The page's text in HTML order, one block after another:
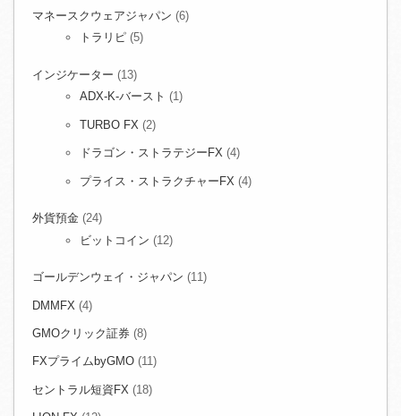
マネースクウェアジャパン (6)
トラリピ (5)
インジケーター (13)
ADX-K-バースト (1)
TURBO FX (2)
ドラゴン・ストラテジーFX (4)
プライス・ストラクチャーFX (4)
外貨預金 (24)
ビットコイン (12)
ゴールデンウェイ・ジャパン (11)
DMMFX (4)
GMOクリック証券 (8)
FXプライムbyGMO (11)
セントラル短資FX (18)